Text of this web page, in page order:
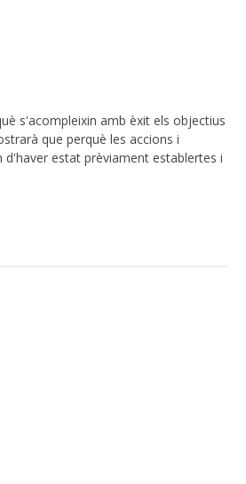
s'acompleixin amb èxit els objectius
que perquè les accions i
estat prèviament establertes i